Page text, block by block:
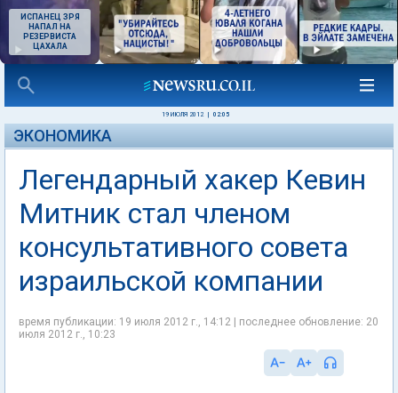
ИСПАНЕЦ ЗРЯ
НАПАЛ НА
РЕЗЕРВИСТА
ЦАХАЛА
19 ИЮЛЯ 2012 02:05
ЭКОНОМИКА
Легендарный хакер Кевин
Митник стал членом
консультативного совета
израильской компании
время публикации: 19 июля 2012 г., 14:12 | последнее обновление: 20
июля 2012 г., 10:23